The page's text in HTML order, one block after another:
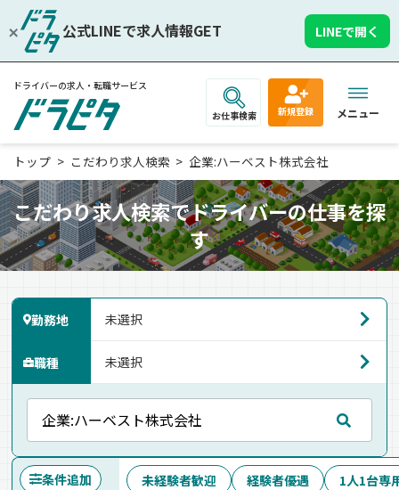
公式LINEで求人情報GET LINEで開く
ドライバーの求人・転職サービス
お仕事検索 新規登録 メニュー
トップ こだわり求人検索 企業:ハーベスト株式会社
こだわり求人検索でドライバーの仕事を探
す
勤務地
職種
条件追加 未経験者歓迎 経験者優遇 1人1台専